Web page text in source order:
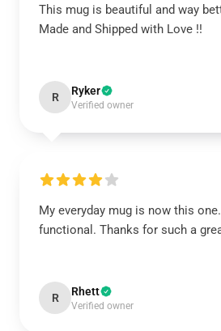
This mug is beautiful and way
Made and Shipped with Love !!
R Ryker
Verified owner
My everyday mug is now this one.
functional. Thanks for such a
R Rhett
Verified owner